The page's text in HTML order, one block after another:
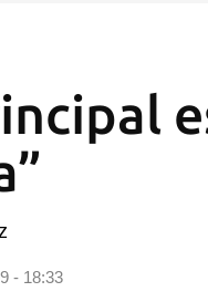
- 18:33